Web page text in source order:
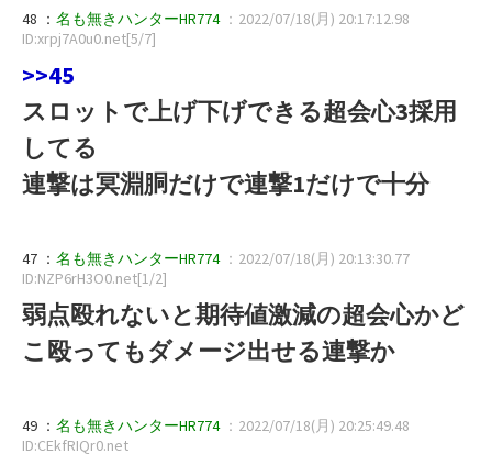
48 ： 名も無きハンターHR774 ：2022/07/18(月) 20:17:12.98
ID:xrpj7A0u0.net[5/7]
>>45
スロットで上げ下げできる超会心3採用
してる
連撃は冥淵胴だけで連撃1だけで十分
47 ： 名も無きハンターHR774 ：2022/07/18(月) 20:13:30.77
ID:NZP6rH3O0.net[1/2]
弱点殴れないと期待値激減の超会心かど
こ殴ってもダメージ出せる連撃か
49 ： 名も無きハンターHR774 ：2022/07/18(月) 20:25:49.48
ID:CEkfRIQr0.net